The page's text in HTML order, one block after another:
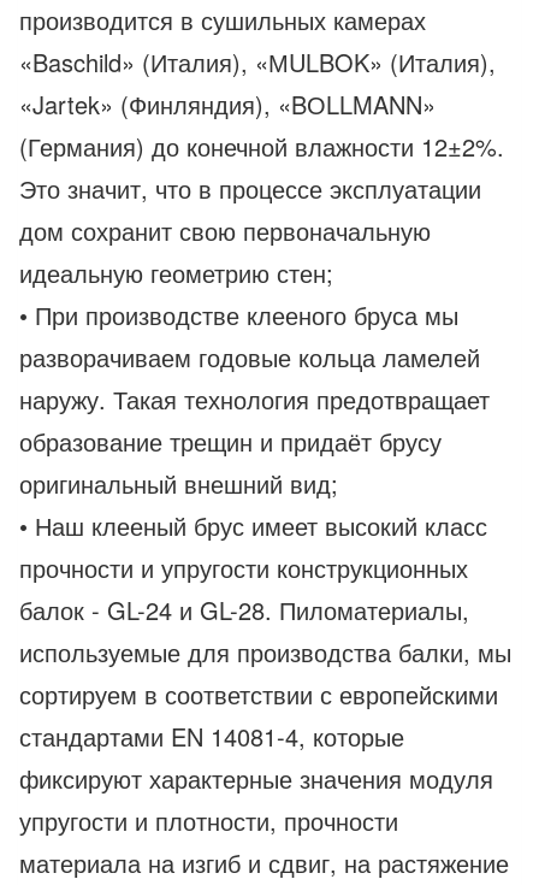
производится в сушильных камерах
«Baschild» (Италия), «МULBOK» (Италия),
«Jartek» (Финляндия), «BОLLMANN»
(Германия) до конечной влажности 12±2%.
Это значит, что в процессе эксплуатации
дом сохранит свою первоначальную
идеальную геометрию стен;
• При производстве клееного бруса мы
разворачиваем годовые кольца ламелей
наружу. Такая технология предотвращает
образование трещин и придаёт брусу
оригинальный внешний вид;
• Наш клееный брус имеет высокий класс
прочности и упругости конструкционных
балок - GL-24 и GL-28. Пиломатериалы,
используемые для производства балки, мы
сортируем в соответствии с европейскими
стандартами EN 14081-4, которые
фиксируют характерные значения модуля
упругости и плотности, прочности
материала на изгиб и сдвиг, на растяжение